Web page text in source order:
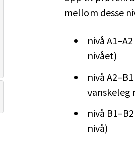
mellom desse
nivå
nivået)
nivå
vanskeleg
nivå
nivå)